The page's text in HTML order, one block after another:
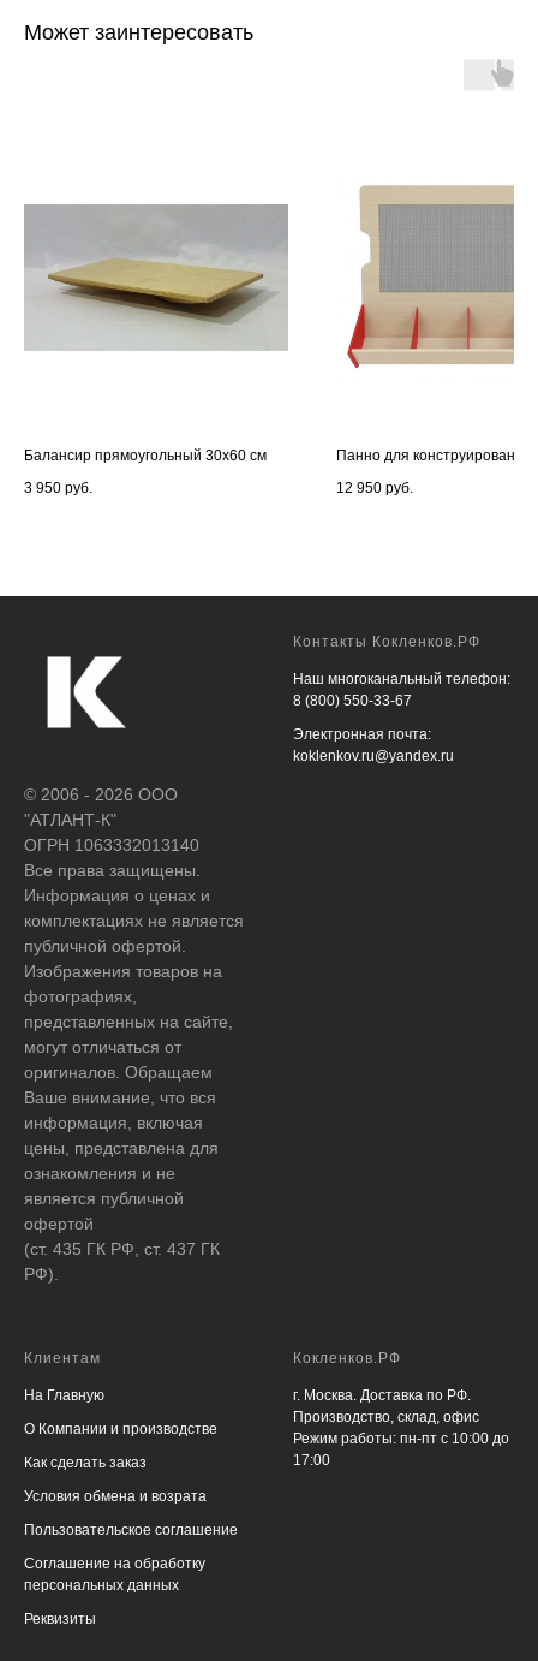
Может заинтересовать
Балансир прямоугольный 30x60 см
3 950 руб.
Панно для конструирования
12 950 руб.
© 2006 - 2026 ООО
"АТЛАНТ-К"
ОГРН 1063332013140
Все права защищены.
Информация о ценах и
комплектациях не является
публичной офертой.
Изображения товаров на
фотографиях,
представленных на сайте,
могут отличаться от
оригиналов. Обращаем
Ваше внимание, что вся
информация, включая
цены, представлена для
ознакомления и не
является публичной
офертой
(ст. 435 ГК РФ, ст. 437 ГК
РФ).
Контакты Кокленков.РФ
Наш многоканальный телефон:
8 (800) 550-33-67
Электронная почта:
koklenkov.ru@yandex.ru
Клиентам
На Главную
О Компании и производстве
Как сделать заказ
Условия обмена и возрата
Пользовательское соглашение
Соглашение на обработку
персональных данных
Реквизиты
Кокленков.РФ
г. Москва. Доставка по РФ.
Производство, склад, офис
Режим работы: пн-пт с 10:00 до
17:00